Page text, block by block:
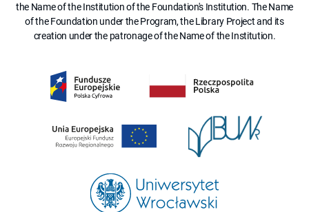
the Name of the Institution of the Foundation's Institution. The Name
of the Foundation under the Program, the Library Project and its
creation under the patronage of the Name of the Institution.